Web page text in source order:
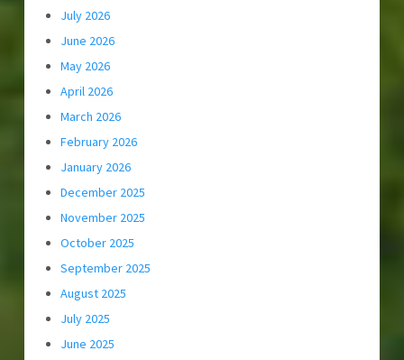
July 2026
June 2026
May 2026
April 2026
March 2026
February 2026
January 2026
December 2025
November 2025
October 2025
September 2025
August 2025
July 2025
June 2025